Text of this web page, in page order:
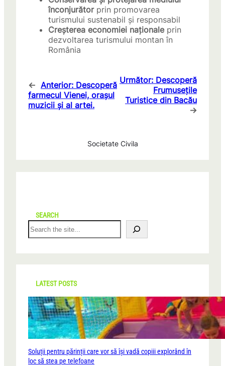
înconjurătorprin promovarea
turismului sustenabil și responsabil
Creșterea economiei naționaleprin
dezvoltarea turismului montan în
România
← Anterior: Descoperă
farmecul Vienei, orașul
muzicii și al artei.
Următor: Descoperă
Frumusețile
Turistice din Bacău
→
Societate Civila
SEARCH
S
e
r
c
LATEST POSTS
Soluții pentru părinții care vor să își vadă copiii explorând în
loc să stea pe telefoane